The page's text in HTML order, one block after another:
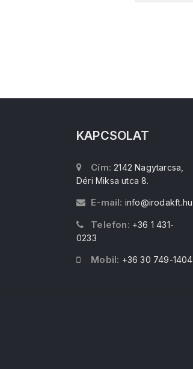
KAPCSOLAT
Cím: 2142 Nagytarcsa,
Déri Miksa utca 8.
E-mail: info@irodakft.hu
Telefon: +36 1 431-
0233
Mobil: +36 30 749-1404